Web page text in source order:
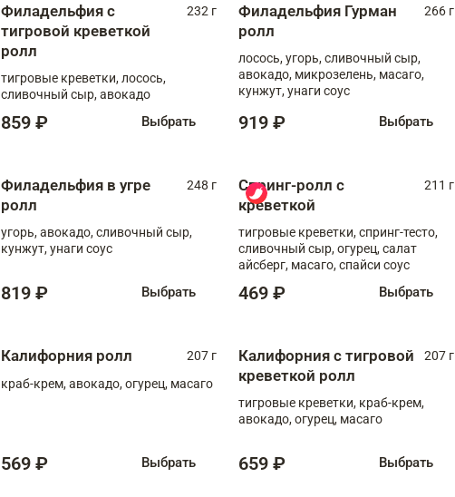
Филадельфия с
тигровой креветкой
ролл
232 г
тигровые креветки, лосось,
сливочный сыр, авокадо
859 ₽ Выбрать
Филадельфия Гурман
ролл
266 г
лосось, угорь, сливочный сыр,
авокадо, микрозелень, масаго,
кунжут, унаги соус
919 ₽ Выбрать
Филадельфия в угре
ролл
248 г
угорь, авокадо, сливочный сыр,
кунжут, унаги соус
819 ₽ Выбрать
Спринг-ролл с
креветкой
211 г
тигровые креветки, спринг-тесто,
сливочный сыр, огурец, салат
айсберг, масаго, спайси соус
469 ₽ Выбрать
Калифорния ролл
207 г
краб-крем, авокадо, огурец, масаго
569 ₽ Выбрать
Калифорния с тигровой
креветкой ролл
207 г
тигровые креветки, краб-крем,
авокадо, огурец, масаго
659 ₽ Выбрать